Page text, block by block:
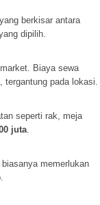
berkisar antara
dipilih.
Biaya sewa
, tergantung pada lokasi.
seperti rak, meja
juta
memerlukan